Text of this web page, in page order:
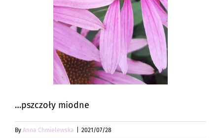
…pszczoły miodne
By Anna Chmielewska 2021/07/28